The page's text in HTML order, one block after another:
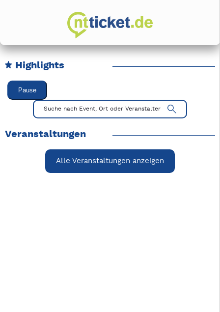
Highlights
Karussell Veranstaltungen überspringen
Pause
Mit Tab zu den Steuerelementen wechseln. Mit Pfeiltasten
Suche nach Event, Ort oder Veranstalter
Veranstaltungen
Alle Veranstaltungen anzeigen